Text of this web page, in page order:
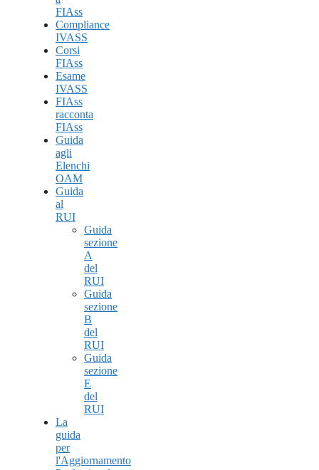
FIAss
Compliance
IVASS
Corsi
FIAss
Esame
IVASS
FIAss
racconta
FIAss
Guida
agli
Elenchi
OAM
Guida
al
RUI
Guida
sezione
A
del
RUI
Guida
sezione
B
del
RUI
Guida
sezione
E
del
RUI
La
guida
per
l'Aggiornamento